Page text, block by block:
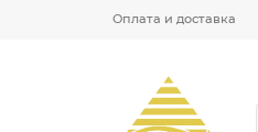
Оплата и доставка